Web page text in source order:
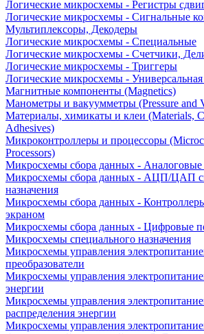
Логические микросхемы - Регистры
Логические микросхемы - Сигнальные
Мультиплексоры, Декодеры
Логические микросхемы - Специальные
Логические микросхемы - Счетчики,
Логические микросхемы - Триггеры
Логические микросхемы -
Магнитные компоненты (Magnetics)
Манометры и вакуумметры (Pressure and
Материалы, химикаты и клеи (Materials,
Adhesives)
Микроконтроллеры и процессоры
Processors)
Микросхемы сбора данных - Аналоговые
Микросхемы сбора данных - АЦП/ЦАП
назначения
Микросхемы сбора данных -
экраном
Микросхемы сбора данных - Цифровые
Микросхемы специального назначения
Микросхемы управления
преобразователи
Микросхемы управления
энергии
Микросхемы управления
распределения энергии
Микросхемы управления